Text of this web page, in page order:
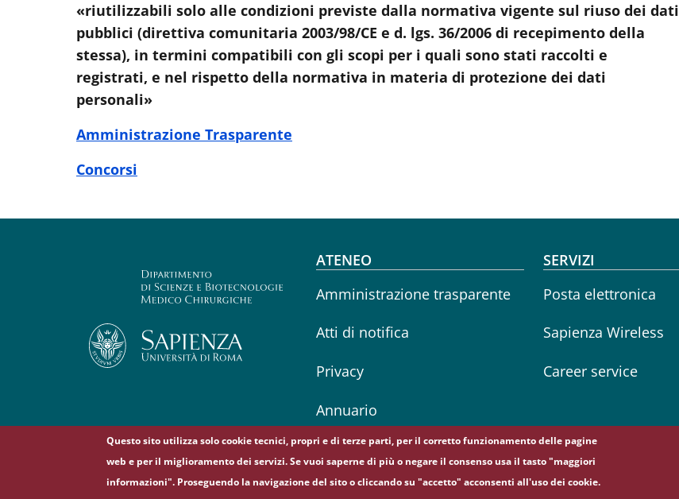
«riutilizzabili solo alle condizioni previste dalla normativa vigente sul riuso dei dati
pubblici (direttiva comunitaria 2003/98/CE e d. lgs. 36/2006 di recepimento della
stessa), in termini compatibili con gli scopi per i quali sono stati raccolti e
registrati, e nel rispetto della normativa in materia di protezione dei dati
personali»
Amministrazione Trasparente
Concorsi
Footer menu
ATENEO
Amministrazione trasparente
Atti di notifica
Privacy
Annuario
SERVIZI
Posta elettronica
Sapienza Wireless
Career service
Questo sito utilizza solo cookie tecnici, propri e di terze parti, per il corretto funzionamento delle pagine
web e per il miglioramento dei servizi. Se vuoi saperne di più o negare il consenso usa il tasto "maggiori
informazioni". Proseguendo la navigazione del sito o cliccando su "accetto" acconsenti all'uso dei cookie.